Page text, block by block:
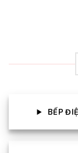
BẾP